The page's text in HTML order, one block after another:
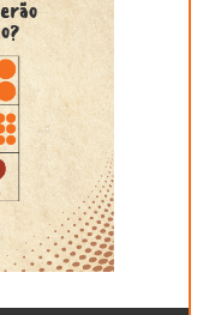
e por fim, 4
por 2 cada
= 4. Na linha 2: 3
O mesmo que
2: 3, 3x2 = 6, 6x2 =
? Sabemos que 2x2
termo está sendo
2x2 = 4, 4x2 = 8. Ou
Resposta: 8